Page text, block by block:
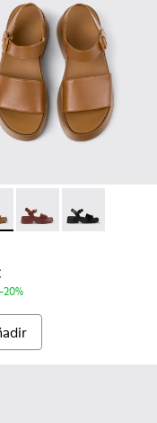
de piel negras para
de piel rosa
003 - Sandalias de
002
- K201914-001
- K201659-011 -
Tasha - K201659-012
Tasha -
-20%